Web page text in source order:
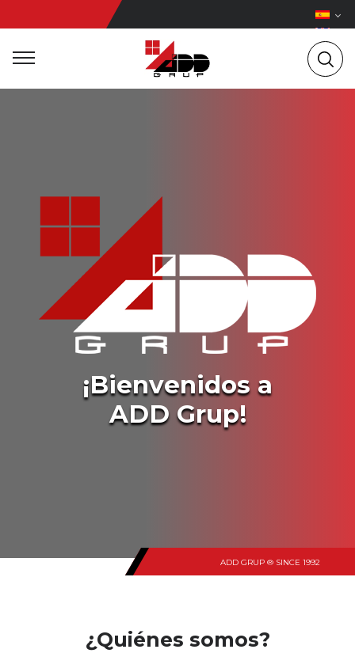
¡Bienvenidos a
ADD Grup!
¿Quiénes somos?